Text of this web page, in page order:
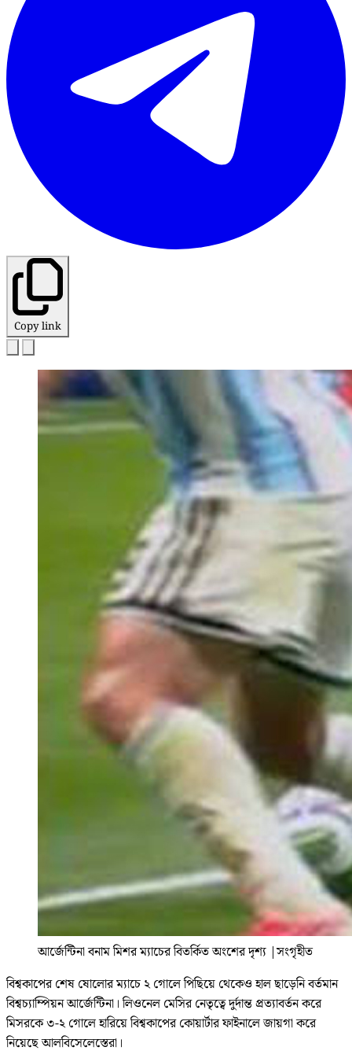
Copy link
আর্জেন্টিনা বনাম মিশর ম্যাচের বিতর্কিত অংশের দৃশ্য |সংগৃহীত
বিশ্বকাপের শেষ ষোলোর ম্যাচে ২ গোলে পিছিয়ে থেকেও হাল ছাড়েনি বর্তমান
বিশ্বচ্যাম্পিয়ন আর্জেন্টিনা। লিওনেল মেসির নেতৃত্বে দুর্দান্ত প্রত্যাবর্তন করে
মিসরকে ৩-২ গোলে হারিয়ে বিশ্বকাপের কোয়ার্টার ফাইনালে জায়গা করে
নিয়েছে আলবিসেলেস্তেরা।